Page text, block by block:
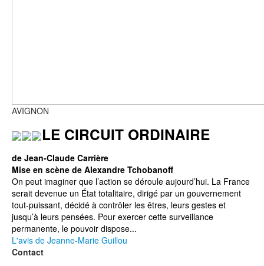
AVIGNON
LE CIRCUIT ORDINAIRE
de Jean-Claude Carrière
Mise en scène de Alexandre Tchobanoff
On peut imaginer que l’action se déroule aujourd’hui. La France
serait devenue un État totalitaire, dirigé par un gouvernement
tout-puissant, décidé à contrôler les êtres, leurs gestes et
jusqu’à leurs pensées. Pour exercer cette surveillance
permanente, le pouvoir dispose...
L'avis de Jeanne-Marie Guillou
Contact